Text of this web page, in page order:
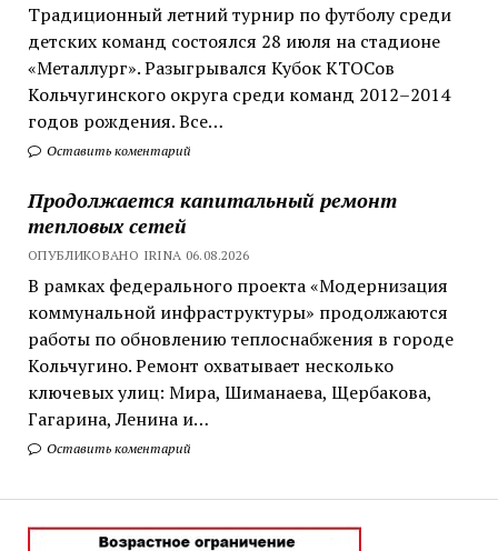
Традиционный летний турнир по футболу среди
детских команд состоялся 28 июля на стадионе
«Металлург». Разыгрывался Кубок КТОСов
Кольчугинского округа среди команд 2012–2014
годов рождения. Все…
Оставить коментарий
Продолжается капитальный ремонт
тепловых сетей
ОПУБЛИКОВАНО IRINA 06.08.2026
В рамках федерального проекта «Модернизация
коммунальной инфраструктуры» продолжаются
работы по обновлению теплоснабжения в городе
Кольчугино. Ремонт охватывает несколько
ключевых улиц: Мира, Шиманаева, Щербакова,
Гагарина, Ленина и…
Оставить коментарий